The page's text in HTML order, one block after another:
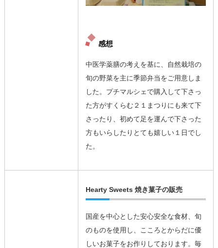
感想
中医学薬膳の考えを基に、自然栽培の
旬の野菜を主に季節弁当をご用意しま
した。プチマルシェで購入して下さっ
た方がすくらむ２１まつりにも来て下
さったり、初めて足を運んで下さった
方もいらしたりとても嬉しい１日でし
た。
Hearty Sweets 焼き菓子の販売
国産を中心とした安心安全な食材、旬
のものを使用し、こころとからだに優
しいお菓子をお作りしております。毎